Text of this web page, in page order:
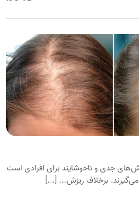
جدی و ناخوشایند برای افرادی است
برخلاف ریزش... [...]